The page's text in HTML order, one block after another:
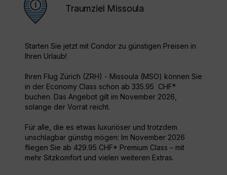
Traumziel Missoula
Starten Sie jetzt mit Condor zu günstigen Preisen in
Ihren Urlaub!
Ihren Flug Zürich (ZRH) - Missoula (MSO) können Sie
in der Economy Class schon ab 335.95 CHF*
buchen. Das Angebot gilt im November 2026,
solange der Vorrat reicht.
Für alle, die es etwas luxuriöser und trotzdem
unschlagbar günstig mögen: Im November 2026
fliegen Sie ab 429.95 CHF* Premium Class – mit
mehr Sitzkomfort und vielen weiteren Extras.